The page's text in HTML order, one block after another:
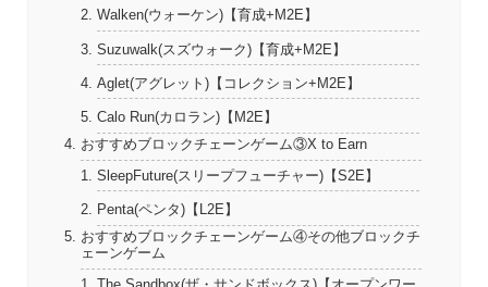
Walken(ウォーケン)【育成+M2E】
Suzuwalk(スズウォーク)【育成+M2E】
Aglet(アグレット)【コレクション+M2E】
Calo Run(カロラン)【M2E】
おすすめブロックチェーンゲーム③X to Earn
SleepFuture(スリープフューチャー)【S2E】
Penta(ペンタ)【L2E】
おすすめブロックチェーンゲーム④その他ブロックチ
ェーンゲーム